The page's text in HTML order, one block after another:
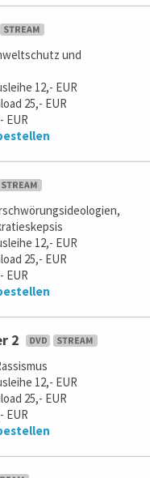
und
12,- EUR
25,- EUR
EUR
12,- EUR
25,- EUR
EUR
2
12,- EUR
25,- EUR
EUR